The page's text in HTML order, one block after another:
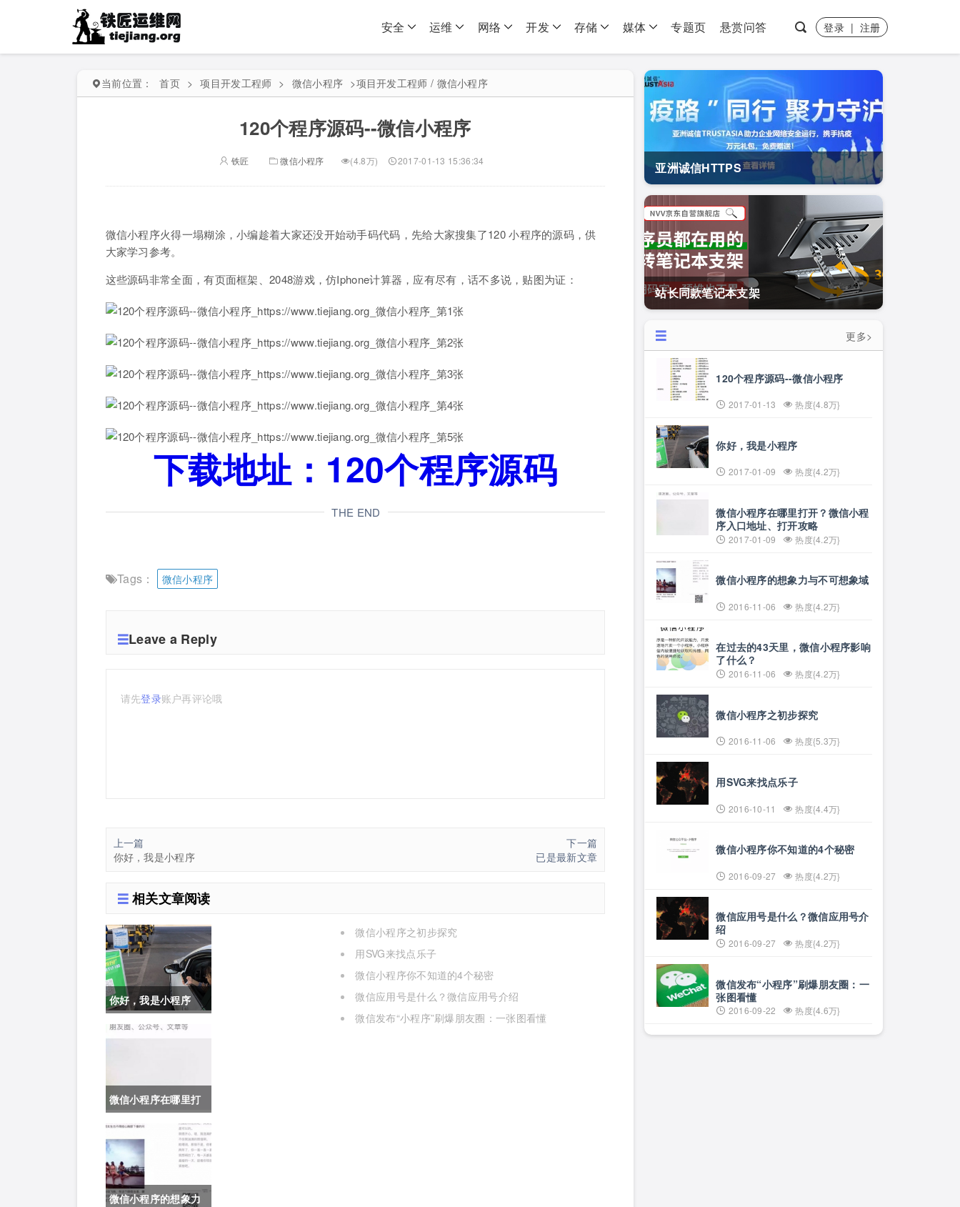
安全 运维 网络 开发 存储 媒体 专题页 悬赏问答 登录 | 注册
当前位置： 首页 > 项目开发工程师 > 微信小程序 >项目开发工程师 / 微信小程序
120个程序源码--微信小程序
铁匠 微信小程序 (4.8万) 2017-01-13 15:36:34
微信小程序火得一塌糊涂，小编趁着大家还没开始动手码代码，先给大家搜集了120 小程序的源码，供
大家学习参考。
这些源码非常全面，有页面框架、2048游戏，仿Iphone计算器，应有尽有，话不多说，贴图为证：
下载地址：120个程序源码
THE END
Tags： 微信小程序
Leave a Reply
请先登录账户再评论哦
上一篇
你好，我是小程序
下一篇
已是最新文章
相关文章阅读
你好，我是小程序
微信小程序在哪里打
开？微信小程序入口
地址、打开攻略
微信小程序的想象力
微信小程序之初步探究
用SVG来找点乐子
微信小程序你不知道的4个秘密
微信应用号是什么？微信应用号介绍
微信发布“小程序”刷爆朋友圈：一张图看懂
亚洲诚信HTTPS
站长同款笔记本支架
更多>
120个程序源码--微信小程序
2017-01-13 热度{4.8万}
你好，我是小程序
2017-01-09 热度{4.2万}
微信小程序在哪里打开？微信小程
序入口地址、打开攻略
2017-01-09 热度{4.2万}
微信小程序的想象力与不可想象域
2016-11-06 热度{4.2万}
在过去的43天里，微信小程序影响
了什么？
2016-11-06 热度{4.2万}
微信小程序之初步探究
2016-11-06 热度{5.3万}
用SVG来找点乐子
2016-10-11 热度{4.4万}
微信小程序你不知道的4个秘密
2016-09-27 热度{4.2万}
微信应用号是什么？微信应用号介
绍
2016-09-27 热度{4.2万}
微信发布“小程序”刷爆朋友圈：一
张图看懂
2016-09-22 热度{4.6万}